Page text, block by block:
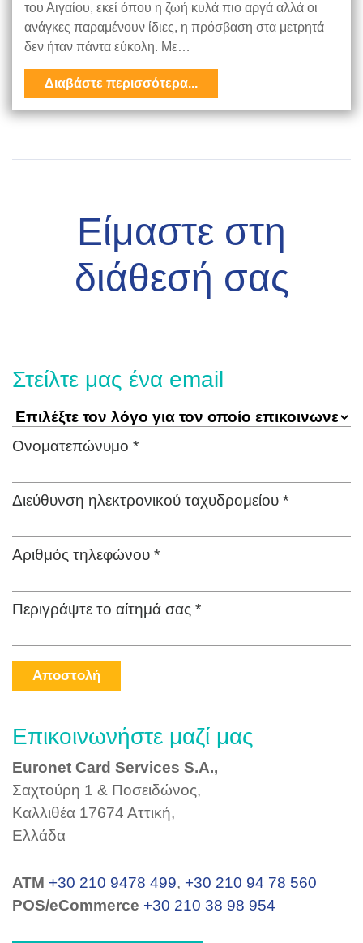
του Αιγαίου, εκεί όπου η ζωή κυλά πιο αργά αλλά οι
ανάγκες παραμένουν ίδιες, η πρόσβαση στα μετρητά
δεν ήταν πάντα εύκολη. Με…
Διαβάστε περισσότερα...
Είμαστε στη
διάθεσή σας
Στείλτε μας ένα email
Ονοματεπώνυμο *
Διεύθυνση ηλεκτρονικού ταχυδρομείου *
Αριθμός τηλεφώνου *
Περιγράψτε το αίτημά σας *
Αποστολή
Επικοινωνήστε μαζί μας
Euronet Card Services S.A.,
Σαχτούρη 1 & Ποσειδώνος,
Καλλιθέα 17674 Αττική,
Ελλάδα
ΑΤΜ +30 210 9478 499, +30 210 94 78 560
POS/eCommerce +30 210 38 98 954